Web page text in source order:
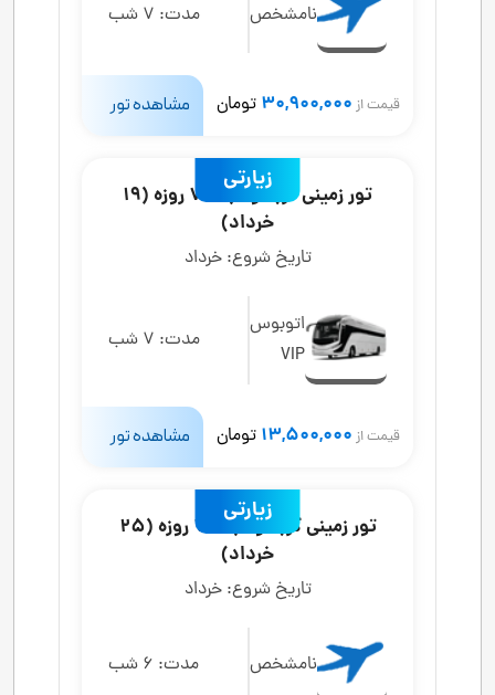
نامشخص مدت: 7 شب
قیمت از 30,900,000 تومان مشاهده تور
زیارتی
تور زمینی کربلا و نجف 7 روزه (19
خرداد)
تاریخ شروع: خرداد
اتوبوس
VIP
مدت: 7 شب
قیمت از 13,500,000 تومان مشاهده تور
زیارتی
تور زمینی کربلا و نجف 7 روزه (25
خرداد)
تاریخ شروع: خرداد
نامشخص مدت: 6 شب